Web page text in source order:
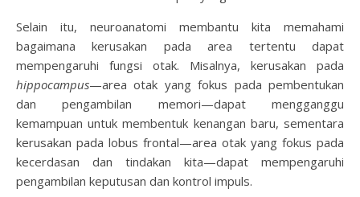
Selain itu, neuroanatomi membantu kita memahami
bagaimana kerusakan pada area tertentu dapat
mempengaruhi fungsi otak. Misalnya, kerusakan pada
hippocampus—area otak yang fokus pada pembentukan
dan pengambilan memori—dapat mengganggu
kemampuan untuk membentuk kenangan baru, sementara
kerusakan pada lobus frontal—area otak yang fokus pada
kecerdasan dan tindakan kita—dapat mempengaruhi
pengambilan keputusan dan kontrol impuls.